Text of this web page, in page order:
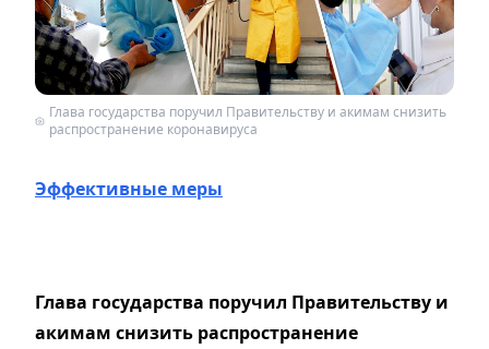
Глава государства поручил Правительству и акимам снизить
распространение коронавируса
Эффективные меры
Глава государства поручил Правительству и
акимам снизить распространение